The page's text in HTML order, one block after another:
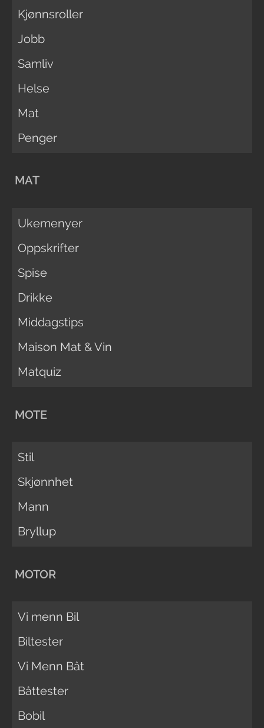
Kjønnsroller
Jobb
Samliv
Helse
Mat
Penger
MAT
Ukemenyer
Oppskrifter
Spise
Drikke
Middagstips
Maison Mat & Vin
Matquiz
MOTE
Stil
Skjønnhet
Mann
Bryllup
MOTOR
Vi menn Bil
Biltester
Vi Menn Båt
Båttester
Bobil